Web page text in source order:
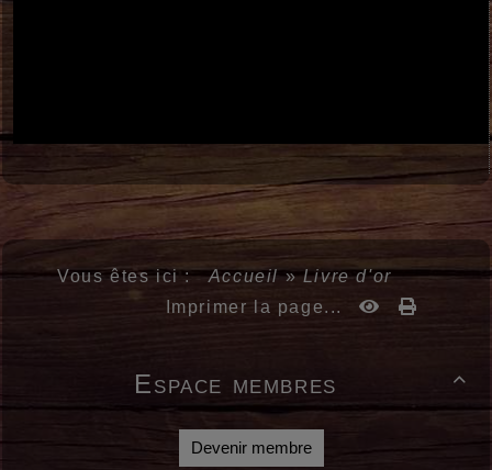
Vous êtes ici :Accueil»Livre d'or
Imprimer la page...

Espace membres
Devenir membre